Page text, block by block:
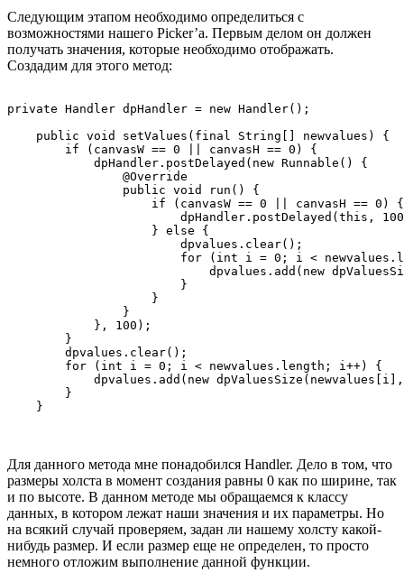
Следующим этапом необходимо определиться с
возможностями нашего Picker’a. Первым делом он должен
получать значения, которые необходимо отображать.
Создадим для этого метод:
private Handler dpHandler = new Handler();
    public void setValues(final String[] newvalues) {
        if (canvasW == 0 || canvasH == 0) {
            dpHandler.postDelayed(new Runnable() {
                @Override
                public void run() {
                    if (canvasW == 0 || canvasH == 0) {
dpHandler.postDelayed(this,
                    } else {
                        dpvalues.clear();
for (int i = 0; i <
dpvalues.add(new
                        }
                    }
                }
            }, 100);
        }
        dpvalues.clear();
        for (int i = 0; i < newvalues.length; i++) {
dpvalues.add(new
        }
Для данного метода мне понадобился Handler. Дело в том, что
размеры холста в момент создания равны 0 как по ширине, так
и по высоте. В данном методе мы обращаемся к классу
данных, в котором лежат наши значения и их параметры. Но
на всякий случай проверяем, задан ли нашему холсту какой-
нибудь размер. И если размер еще не определен, то просто
немного отложим выполнение данной функции.